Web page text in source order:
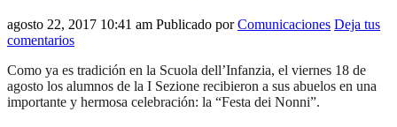
agosto 22, 2017 10:41 am Publicado porComunicaciones Deja tus
comentarios
Como ya es tradición en la Scuola dell’Infanzia, el viernes 18 de
agosto los alumnos de la I Sezione recibieron a sus abuelos en una
importante y hermosa celebración: la “Festa dei Nonni”.